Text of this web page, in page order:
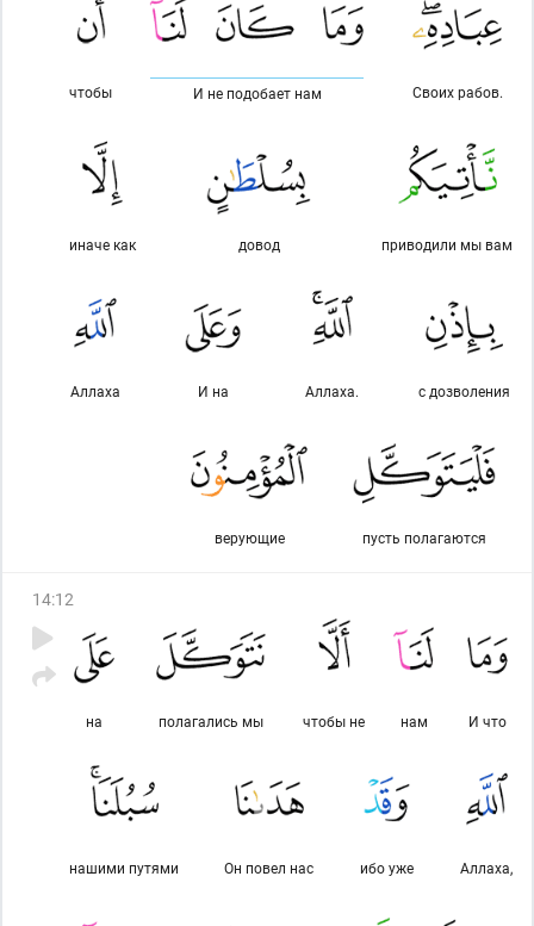
Своих рабов.
И не подобает нам
чтобы
приводили мы вам
довод
иначе как
с дозволения
Аллаха.
И на
Аллаха
пусть полагаются
верующие
14:12
И что
нам
чтобы не
полагались мы
на
Аллаха,
ибо уже
Он повел нас
нашими путями